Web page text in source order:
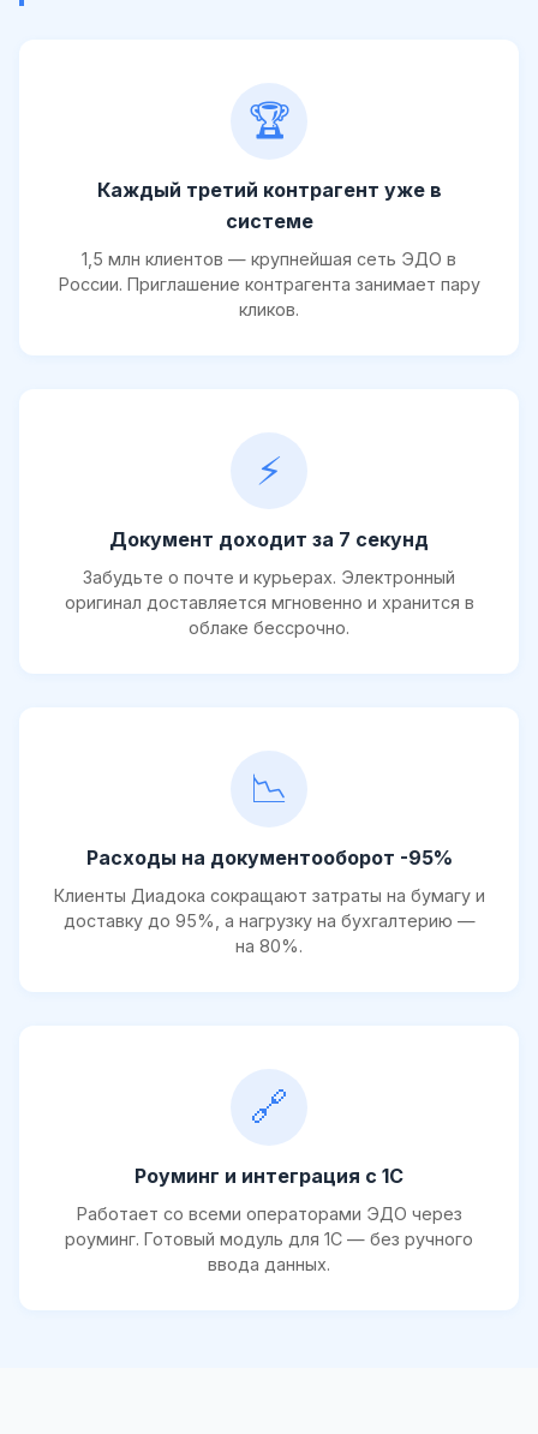
🏆
Каждый третий контрагент уже в
системе
1,5 млн клиентов — крупнейшая сеть ЭДО в
России. Приглашение контрагента занимает пару
кликов.
⚡
Документ доходит за 7 секунд
Забудьте о почте и курьерах. Электронный
оригинал доставляется мгновенно и хранится в
облаке бессрочно.
📉
Расходы на документооборот -95%
Клиенты Диадока сокращают затраты на бумагу и
доставку до 95%, а нагрузку на бухгалтерию —
на 80%.
🔗
Роуминг и интеграция с 1С
Работает со всеми операторами ЭДО через
роуминг. Готовый модуль для 1С — без ручного
ввода данных.